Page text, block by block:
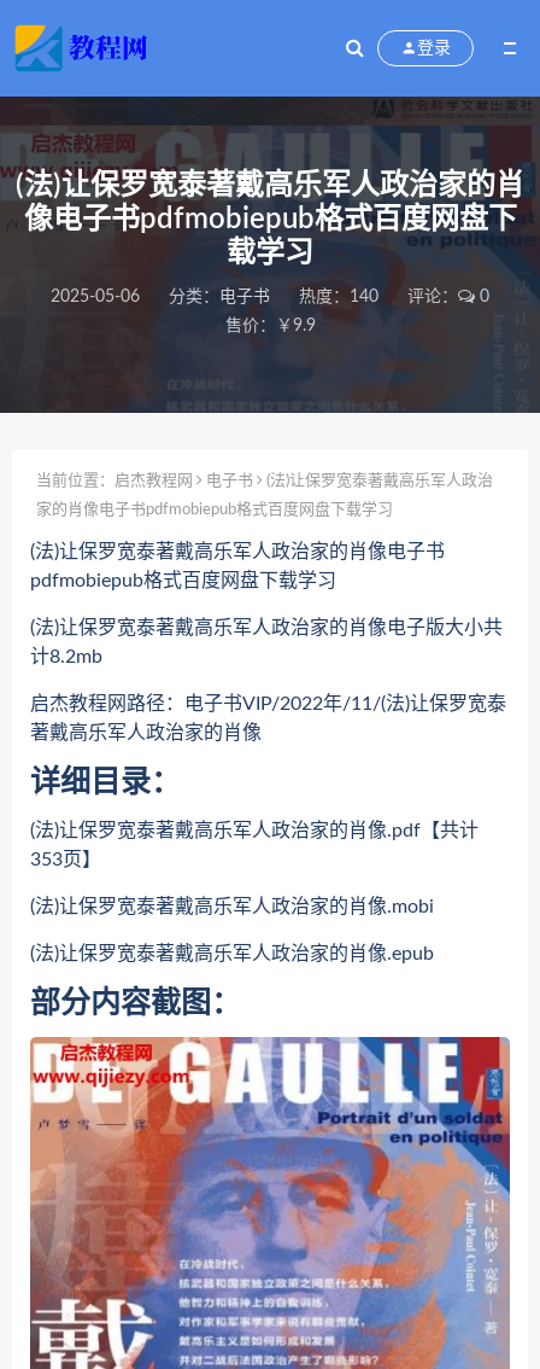
登录
(法)让保罗宽泰著戴高乐军人政治家的肖
像电子书pdfmobiepub格式百度网盘下
载学习
2025-05-06 分类： 电子书 热度：140 评论：
0
售价：￥9.9
当前位置： 启杰教程网 电子书
(法)让保罗宽泰著戴高乐军人政治
家的肖像电子书pdfmobiepub格式百度网盘下载学习
(法)让保罗宽泰著戴高乐军人政治家的肖像电子书
pdfmobiepub格式百度网盘下载学习
(法)让保罗宽泰著戴高乐军人政治家的肖像电子版大小共
计8.2mb
启杰教程网路径：电子书VIP/2022年/11/(法)让保罗宽泰
著戴高乐军人政治家的肖像
详细目录：
(法)让保罗宽泰著戴高乐军人政治家的肖像.pdf【共计
353页】
(法)让保罗宽泰著戴高乐军人政治家的肖像.mobi
(法)让保罗宽泰著戴高乐军人政治家的肖像.epub
部分内容截图：